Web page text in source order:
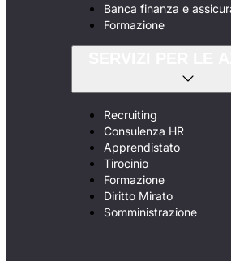
Banca finanza e
Formazione
Recruiting
Consulenza HR
Apprendistato
Tirocinio
Formazione
Diritto Mirato
Somministrazione